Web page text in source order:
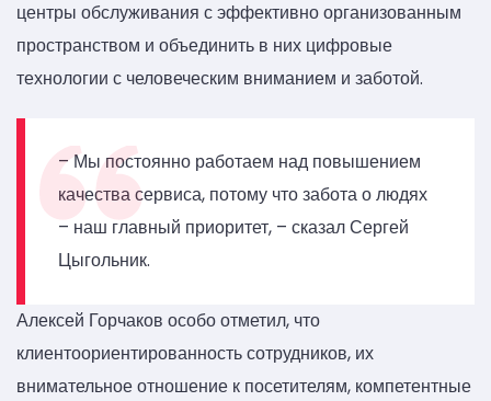
центры обслуживания с эффективно организованным
пространством и объединить в них цифровые
технологии с человеческим вниманием и заботой.
– Мы постоянно работаем над повышением
качества сервиса, потому что забота о людях
– наш главный приоритет, – сказал Сергей
Цыгольник.
Алексей Горчаков особо отметил, что
клиентоориентированность сотрудников, их
внимательное отношение к посетителям, компетентные